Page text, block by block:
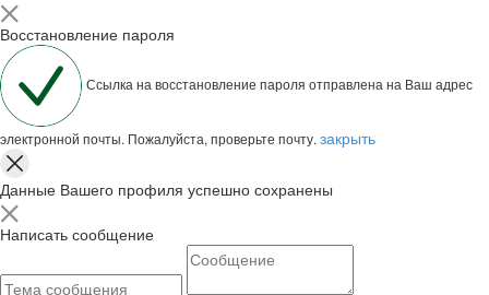
Восстановление пароля
Ссылка на восстановление пароля отправлена на Ваш адрес
электронной почты. Пожалуйста, проверьте почту. закрыть
Данные Вашего профиля успешно сохранены
Написать сообщение